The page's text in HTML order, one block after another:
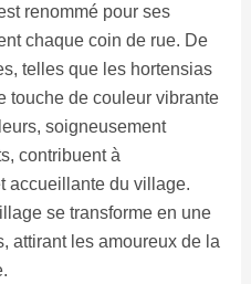
renommé pour ses
chaque coin de rue. De
telles que les hortensias
touche de couleur vibrante
soigneusement
contribuent à
accueillante du village.
se transforme en une
attirant les amoureux de la